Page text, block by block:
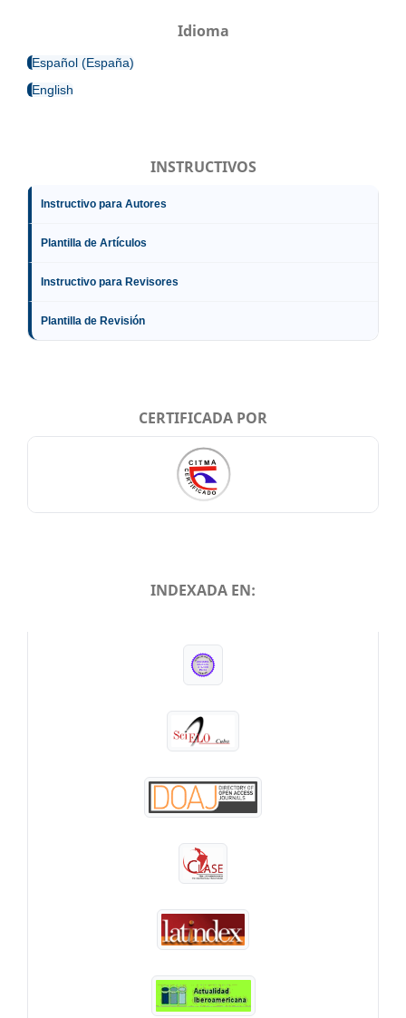
Idioma
Español (España)
English
INSTRUCTIVOS
Instructivo para Autores
Plantilla de Artículos
Instructivo para Revisores
Plantilla de Revisión
CERTIFICADA POR
INDEXADA EN: